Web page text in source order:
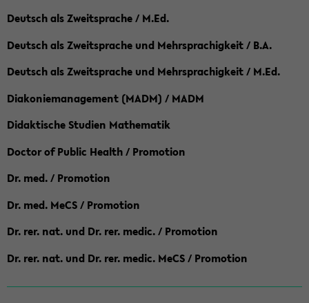
Deutsch als Zweitsprache / M.Ed.
Deutsch als Zweitsprache und Mehrsprachigkeit / B.A.
Deutsch als Zweitsprache und Mehrsprachigkeit / M.Ed.
Diakoniemanagement (MADM) / MADM
Didaktische Studien Mathematik
Doctor of Public Health / Promotion
Dr. med. / Promotion
Dr. med. MeCS / Promotion
Dr. rer. nat. und Dr. rer. medic. / Promotion
Dr. rer. nat. und Dr. rer. medic. MeCS / Promotion